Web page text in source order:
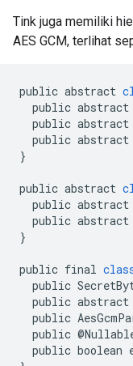
Tink juga memiliki
AES GCM, terlihat
public abstract
public abstract
public abstract
public abstract
}
public abstract
public abstract
public abstract
}
public final
public
public abstract
public
public @
public boolean